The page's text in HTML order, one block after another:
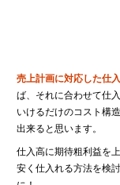
売上計画に対応した仕
ば、それに合わせて仕
いけるだけのコスト構
出来ると思います。
仕入高に期待粗利益を
安く仕入れる方法を検